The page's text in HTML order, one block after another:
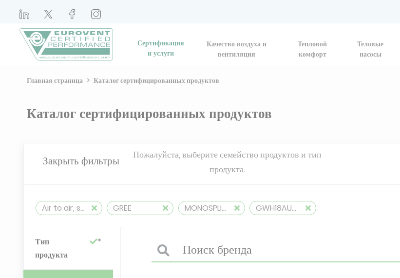
Сертификация
и услуги
Качество воздуха и
вентиляция
Тепловой
комфорт
Теловые
насосы
Главная страница Каталог сертифицированных продуктов
Каталог сертифицированных продуктов
Закрыть фильтры
Пожалуйста, выберите семейство продуктов и тип
продукта.
Air to air, split, reversible (≤ 12 kW) GREE MONOSPLITS GWH18AUDXD-K6DNA1A
Тип
продукта